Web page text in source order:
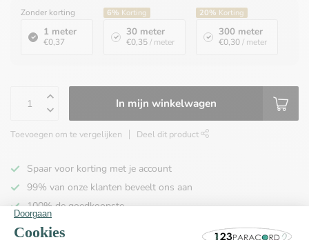
Zonder korting
1 meter
€0,37
6% Korting
30 meter
€0,35/ meter
20% Korting
300 meter
€0,30/ meter
In mijn winkelwagen
Toevoegen om te vergelijken Deel dit product
Spaar voor korting met je account
99% van onze klanten beveelt ons aan
100% de goedkoopste
Gratis verzending binnen NL vanaf € 65,00!